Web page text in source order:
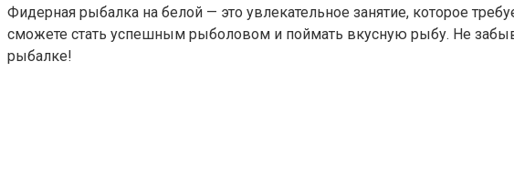
Фидерная рыбалка на белой — это увлекательное занятие, которое
сможете стать успешным рыболовом и поймать вкусную рыбу. Не
рыбалке!